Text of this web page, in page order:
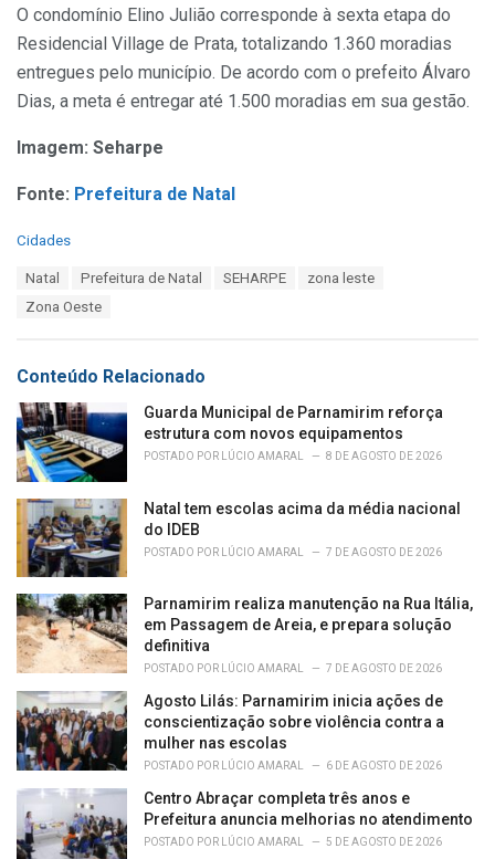
O condomínio Elino Julião corresponde à sexta etapa do
Residencial Village de Prata, totalizando 1.360 moradias
entregues pelo município. De acordo com o prefeito Álvaro
Dias, a meta é entregar até 1.500 moradias em sua gestão.
Imagem: Seharpe
Fonte: Prefeitura de Natal
C
i
e
s
:
Cidades
Natal Prefeitura de Natal SEHARPE
zona leste
Zona Oeste
Conteúdo Relacionado
Guarda Municipal de Parnamirim reforça
estrutura com novos equipamentos
POSTADO POR LÚCIO AMARAL 8 DE AGOSTO DE 2026
Natal tem escolas acima da média nacional
do IDEB
POSTADO POR LÚCIO AMARAL 7 DE AGOSTO DE 2026
Parnamirim realiza manutenção na Rua Itália,
em Passagem de Areia, e prepara solução
definitiva
POSTADO POR LÚCIO AMARAL 7 DE AGOSTO DE 2026
Agosto Lilás: Parnamirim inicia ações de
conscientização sobre violência contra a
mulher nas escolas
POSTADO POR LÚCIO AMARAL 6 DE AGOSTO DE 2026
Centro Abraçar completa três anos e
Prefeitura anuncia melhorias no atendimento
POSTADO POR LÚCIO AMARAL 5 DE AGOSTO DE 2026